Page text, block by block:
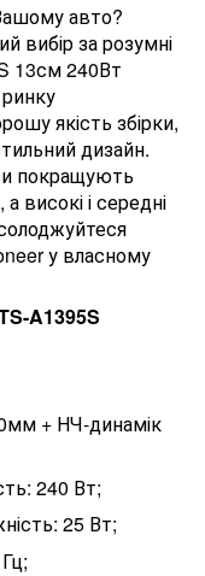
авто?
вибір за розумні
13см 240Вт
якість збірки,
дизайн.
покращують
високі і середні
у власному
A1395S
+ НЧ-динамік
240 Вт;
25 Вт;